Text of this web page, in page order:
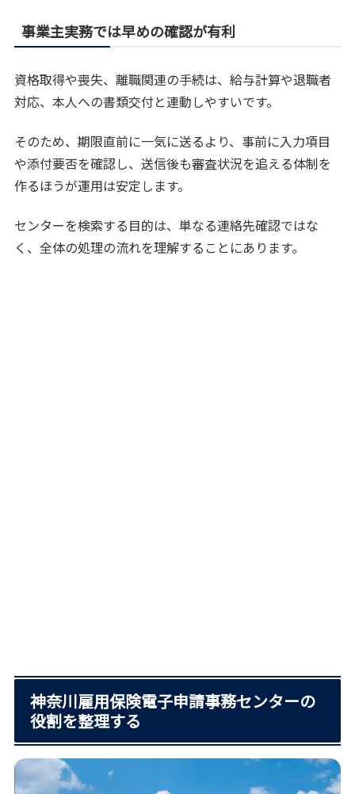
事業主実務では早めの確認が有利
資格取得や喪失、離職関連の手続は、給与計算や退職者
対応、本人への書類交付と連動しやすいです。
そのため、期限直前に一気に送るより、事前に入力項目
や添付要否を確認し、送信後も審査状況を追える体制を
作るほうが運用は安定します。
センターを検索する目的は、単なる連絡先確認ではな
く、全体の処理の流れを理解することにあります。
神奈川雇用保険電子申請事務センターの
役割を整理する